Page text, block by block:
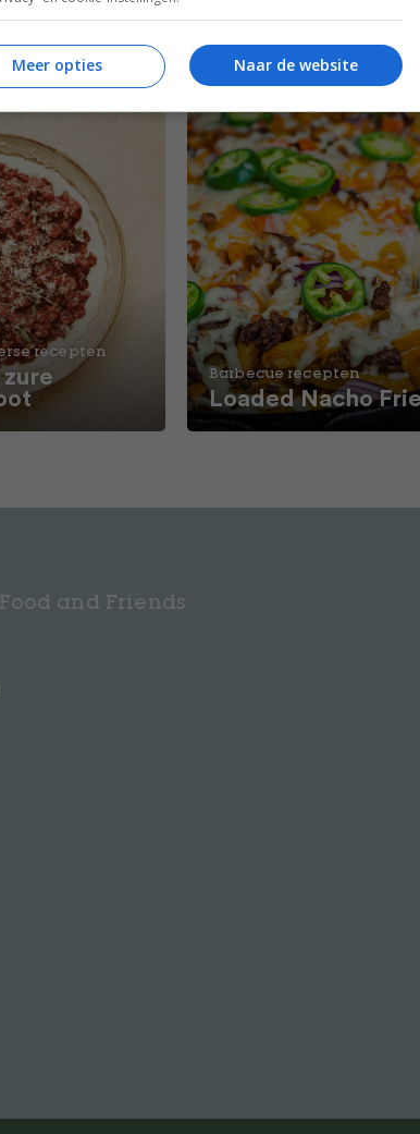
recepten
Barbecue recepten
Loaded Nacho
Naar de website
Meer opties
and Friends